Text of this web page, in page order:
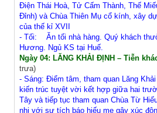
Điện Thái Hoà, Tử Cấm Thành, Thế
Đỉnh) và Chùa Thiên Mụ cổ kính, xây
của thế kỉ XVII
- Tối: Ăn tối nhà hàng. Quý khách
Hương. Ngủ KS tại Huế.
Ngày 04: LĂNG KHẢI ĐỊNH – Tiễn
trưa)
- Sáng: Điểm tâm, tham quan Lăng
kiến trúc tuyệt vời kết hợp giữa hai
Tây và tiếp tục tham quan Chùa Từ
nhị với sự tích báo hiếu mẹ gây xúc